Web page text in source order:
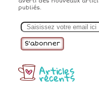
publiés.
m
Articles
récents